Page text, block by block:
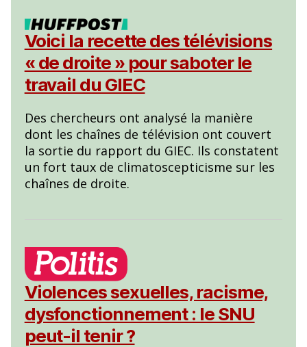
Voici la recette des télévisions
« de droite » pour saboter le
travail du GIEC
Des chercheurs ont analysé la manière
dont les chaînes de télévision ont couvert
la sortie du rapport du GIEC. Ils constatent
un fort taux de climatoscepticisme sur les
chaînes de droite.
Violences sexuelles, racisme,
dysfonctionnement : le SNU
peut-il tenir ?